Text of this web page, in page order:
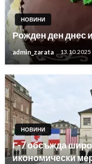
НОВИНИ
Рожден ден днес
admin_zarata 13.10.2025
НОВИНИ
Г-7 обсъжда
икономически